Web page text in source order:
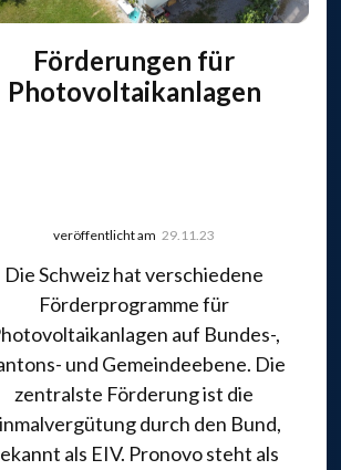
Förderungen für
Photovoltaikanlagen
veröffentlicht am 29.11.23
Die Schweiz hat verschiedene
Förderprogramme für
auf Bundes-,
und Gemeindeebene. Die
zentralste Förderung ist die
durch den Bund,
als EIV. Pronovo steht als